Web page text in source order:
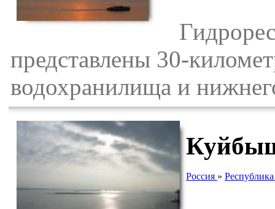
представлены 30-
водохранилища и
Россия »